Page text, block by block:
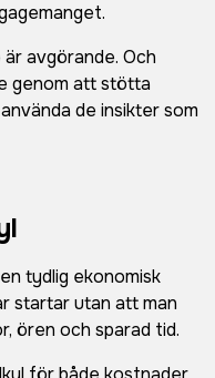
avgörande. Och
genom att stötta
de insikter som
tydlig ekonomisk
startar utan att man
ören och sparad tid.